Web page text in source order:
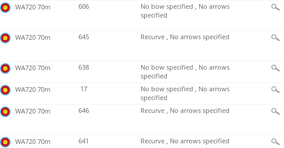
WA720 70m 606
No bow specified , No arrows
specified
WA720 70m 645 Recurve , No arrows specified
WA720 70m 638
No bow specified , No arrows
specified
WA720 70m 17
No bow specified , No arrows
specified
WA720 70m 646 Recurve , No arrows specified
WA720 70m 641
Recurve , No arrows specified